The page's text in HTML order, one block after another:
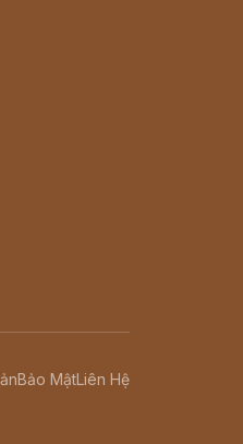
Bảo MậtLiên Hệ